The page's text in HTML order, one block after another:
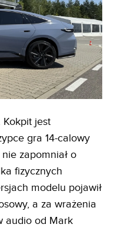
Kokpit jest
gra 14-calowy
zapomniał o
fizycznych
modelu pojawił
a za wrażenia
audio od Mark